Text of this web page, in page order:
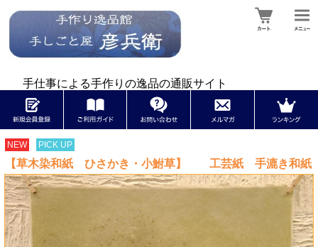
手仕事による手作りの逸品の通販サイト
NEW PICK UP
【草木染和紙 ひさかき・小鮒草】 工芸紙 手漉き和紙